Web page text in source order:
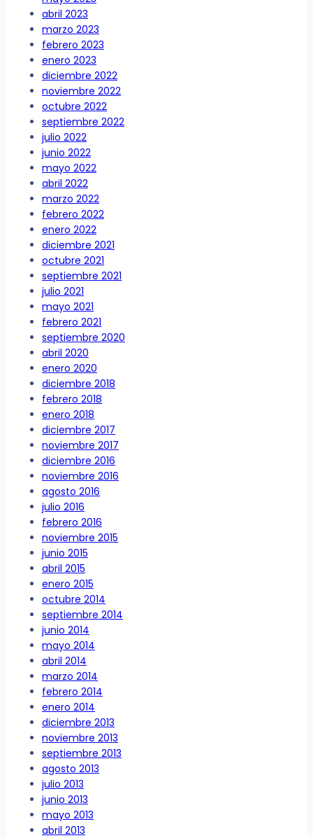
abril 2023
marzo 2023
febrero 2023
enero 2023
diciembre 2022
noviembre 2022
octubre 2022
septiembre 2022
julio 2022
junio 2022
mayo 2022
abril 2022
marzo 2022
febrero 2022
enero 2022
diciembre 2021
octubre 2021
septiembre 2021
julio 2021
mayo 2021
febrero 2021
septiembre 2020
abril 2020
enero 2020
diciembre 2018
febrero 2018
enero 2018
diciembre 2017
noviembre 2017
diciembre 2016
noviembre 2016
agosto 2016
julio 2016
febrero 2016
noviembre 2015
junio 2015
abril 2015
enero 2015
octubre 2014
septiembre 2014
junio 2014
mayo 2014
abril 2014
marzo 2014
febrero 2014
enero 2014
diciembre 2013
noviembre 2013
septiembre 2013
agosto 2013
julio 2013
junio 2013
mayo 2013
abril 2013